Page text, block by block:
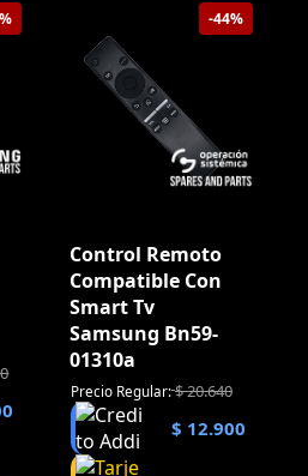
alto
-44%
Control Remoto
Compatible Con
Smart Tv
Samsung Bn59-
01310a
Precio Regular:$20.640
$ 12.900